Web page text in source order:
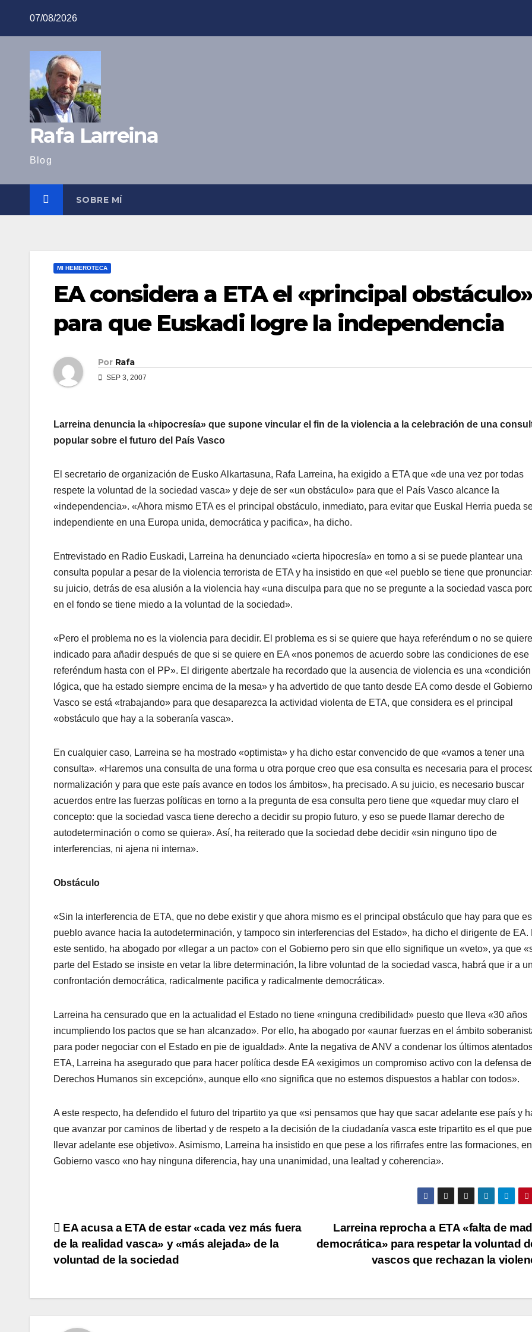
07/08/2026
Rafa Larreina
Blog
SOBRE MÍ
MI HEMEROTECA
EA considera a ETA el «principal
para que Euskadi logre la independencia
Por Rafa
SEP 3, 2007
Larreina denuncia la «hipocresí­a» que supone vincular el fin de la violencia a la celebración de una
popular sobre el futuro del Paí­s Vasco
El secretario de organización de Eusko Alkartasuna, Rafa Larreina, ha exigido a ETA que «de una vez por todas
respete la voluntad de la sociedad vasca» y deje de ser «un obstáculo» para que el Paí­s Vasco alcance la
«independencia». «Ahora mismo ETA es el principal obstáculo, inmediato, para evitar que Euskal Herria pueda
independiente en una Europa unida, democrática y pacifica», ha dicho.
Entrevistado en Radio Euskadi, Larreina ha denunciado «cierta hipocresí­a» en torno a si se puede plantear una
consulta popular a pesar de la violencia terrorista de ETA y ha insistido en que «el pueblo se tiene que
su juicio, detrás de esa alusión a la violencia hay «una disculpa para que no se pregunte a la sociedad vasca
en el fondo se tiene miedo a la voluntad de la sociedad».
«Pero el problema no es la violencia para decidir. El problema es si se quiere que haya referéndum o no se
indicado para añadir después de que si se quiere en EA «nos ponemos de acuerdo sobre las condiciones de ese
referéndum hasta con el PP». El dirigente abertzale ha recordado que la ausencia de violencia es una «condición
lógica, que ha estado siempre encima de la mesa» y ha advertido de que tanto desde EA como desde el Gobierno
Vasco se está «trabajando» para que desaparezca la actividad violenta de ETA, que considera es el principal
«obstáculo que hay a la soberaní­a vasca».
En cualquier caso, Larreina se ha mostrado «optimista» y ha dicho estar convencido de que «vamos a tener una
consulta». «Haremos una consulta de una forma u otra porque creo que esa consulta es necesaria para el
normalización y para que este paí­s avance en todos los ámbitos», ha precisado. A su juicio, es necesario buscar
acuerdos entre las fuerzas polí­ticas en torno a la pregunta de esa consulta pero tiene que «quedar muy claro el
concepto: que la sociedad vasca tiene derecho a decidir su propio futuro, y eso se puede llamar derecho de
autodeterminación o como se quiera». Así­, ha reiterado que la sociedad debe decidir «sin ninguno tipo de
interferencias, ni ajena ni interna».
Obstáculo
«Sin la interferencia de ETA, que no debe existir y que ahora mismo es el principal obstáculo que hay para que
pueblo avance hacia la autodeterminación, y tampoco sin interferencias del Estado», ha dicho el dirigente de EA.
este sentido, ha abogado por «llegar a un pacto» con el Gobierno pero sin que ello signifique un «veto», ya que
parte del Estado se insiste en vetar la libre determinación, la libre voluntad de la sociedad vasca, habrá que ir a
confrontación democrática, radicalmente pacifica y radicalmente democrática».
Larreina ha censurado que en la actualidad el Estado no tiene «ninguna credibilidad» puesto que lleva «30 años
incumpliendo los pactos que se han alcanzado». Por ello, ha abogado por «aunar fuerzas en el ámbito
para poder negociar con el Estado en pie de igualdad». Ante la negativa de ANV a condenar los últimos
ETA, Larreina ha asegurado que para hacer polí­tica desde EA «exigimos un compromiso activo con la defensa
Derechos Humanos sin excepción», aunque ello «no significa que no estemos dispuestos a hablar con todos».
A este respecto, ha defendido el futuro del tripartito ya que «si pensamos que hay que sacar adelante ese paí­s y
que avanzar por caminos de libertad y de respeto a la decisión de la ciudadaní­a vasca este tripartito es el que
llevar adelante ese objetivo». Asimismo, Larreina ha insistido en que pese a los rifirrafes entre las formaciones, en
Gobierno vasco «no hay ninguna diferencia, hay una unanimidad, una lealtad y coherencia».
Navegación
de
Larreina reprocha a ETA «falta de
democrática» para respetar la voluntad
vascos que rechazan la
EA acusa a ETA de estar «cada vez más fuera
de la realidad vasca» y «más alejada» de la
voluntad de la sociedad